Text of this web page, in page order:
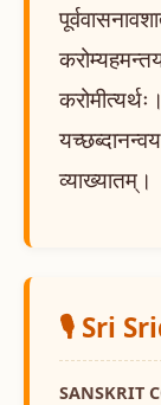
व्याख्यातम्।
🎙️ Sri
SANSKRIT